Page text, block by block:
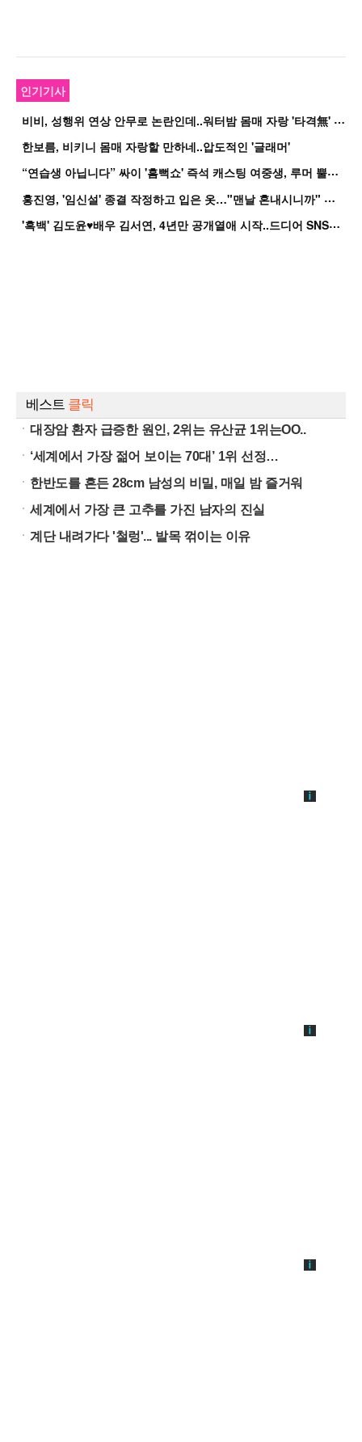
인기기사
비
비, 성행위 연상 안무로 논란인데..워터밤 몸매 자랑 '타격無' 근황
한보름, 비키니 몸매 자랑할 만하네..압도적인 '글래머'
“
연습생 아닙니다” 싸이 '흠뻑쇼' 즉석 캐스팅 여중생, 루머 뿔났다[Oh!쎈 이...
홍
진영, '임신설' 종결 작정하고 입은 옷…"맨날 혼내시니까" 억울
'
흑백' 김도윤♥배우 김서연, 4년만 공개열애 시작..드디어 SNS에 노출 [핫피...